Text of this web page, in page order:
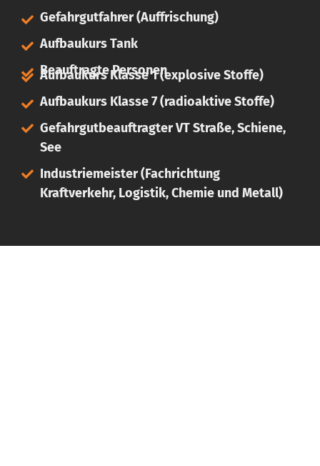
Gefahrgutfahrer (Auffrischung)
Aufbaukurs Tank
Beauftragte Personen
Aufbaukurs Klasse 1 (explosive Stoffe)
Aufbaukurs Klasse 7 (radioaktive Stoffe)
Gefahrgutbeauftragter VT Straße, Schiene,
See
Industriemeister (Fachrichtung
Kraftverkehr, Logistik, Chemie und Metall)